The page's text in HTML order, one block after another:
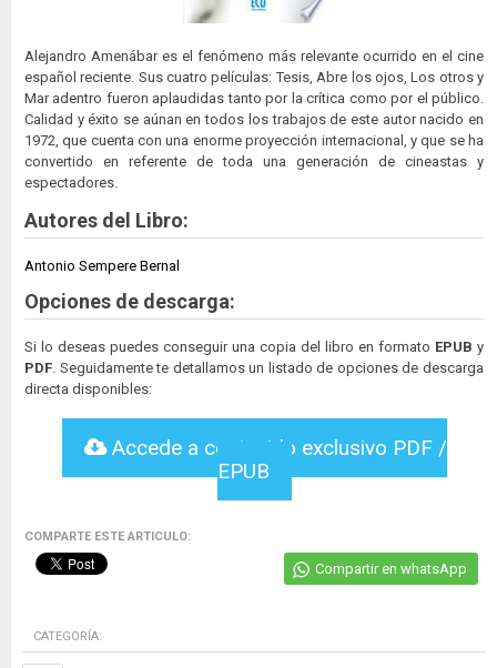
Alejandro Amenábar es el fenómeno más relevante ocurrido en el cine
español reciente. Sus cuatro películas: Tesis, Abre los ojos, Los otros y
Mar adentro fueron aplaudidas tanto por la crítica como por el público.
Calidad y éxito se aúnan en todos los trabajos de este autor nacido en
1972, que cuenta con una enorme proyección internacional, y que se ha
convertido en referente de toda una generación de cineastas y
espectadores.
Autores del Libro:
Antonio Sempere Bernal
Opciones de descarga:
Si lo deseas puedes conseguir una copia del libro en formato EPUB y
PDF . Seguidamente te detallamos un listado de opciones de descarga
directa disponibles:
Accede a contenido exclusivo PDF /
EPUB
COMPARTE ESTE ARTICULO:
Compartir en whatsApp
CATEGORÍA: